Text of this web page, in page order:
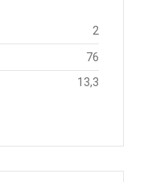
2
76
13,3